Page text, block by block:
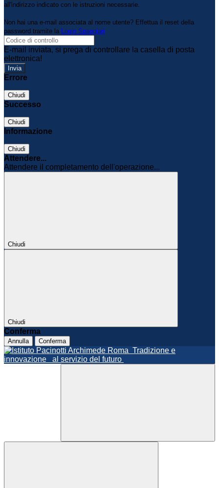
all'indirizzo indicato con le istruzioni necessarie.
Non hai una e-mail associata al nome utente? Effettua il reset della
password tramite la Login Spaggiari
E-mail inviata, si prega di controllare la casella di posta
elettronica!
Errore
Chiudi
Successo
Chiudi
Informazione
Chiudi
Attendere...
Attendere il completamento dell'operazione...
Chiudi
Chiudi
Conferma
Annulla Conferma
Roma Tradizione e
innovazione
al servizio del futuro